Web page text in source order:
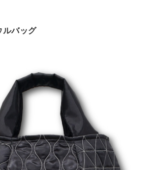
ルバッグ